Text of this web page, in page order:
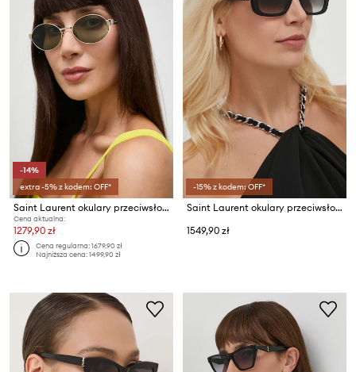
-14%
extra -5% z kodem: OFF*
Saint Laurent okulary przeciwsłoneczne
Cena aktualna:
1279,90 zł
Cena regularna:1679,90 zł
Najniższa cena:1499,90 zł
-15% z kodem: OFF*
Saint Laurent okulary przeciwsłoneczne
1549,90 zł